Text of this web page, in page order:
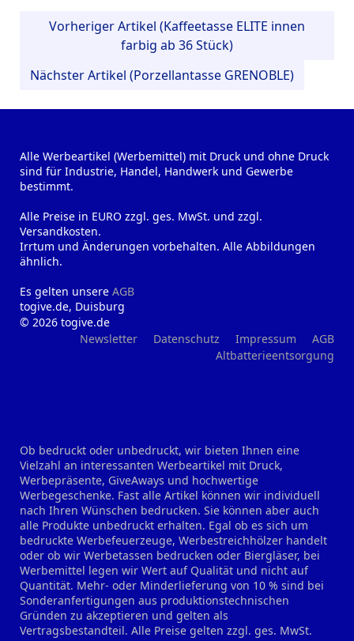
Vorheriger Artikel (Kaffeetasse ELITE innen
farbig ab 36 Stück)
Nächster Artikel (Porzellantasse GRENOBLE)
Alle Werbeartikel (Werbemittel) mit Druck und ohne Druck
sind für Industrie, Handel, Handwerk und Gewerbe
bestimmt.
Alle Preise in EURO zzgl. ges. MwSt. und zzgl.
Versandkosten.
Irrtum und Änderungen vorbehalten. Alle Abbildungen
ähnlich.
Es gelten unsere AGB
togive.de, Duisburg
© 2026 togive.de
Newsletter
Datenschutz Impressum
AGB
Altbatterieentsorgung
Ob bedruckt oder unbedruckt, wir bieten Ihnen eine
Vielzahl an interessanten Werbeartikel mit Druck,
Werbepräsente, GiveAways und hochwertige
Werbegeschenke. Fast alle Artikel können wir individuell
nach Ihren Wünschen bedrucken. Sie können aber auch
alle Produkte unbedruckt erhalten. Egal ob es sich um
bedruckte Werbefeuerzeuge, Werbestreichhölzer handelt
oder ob wir Werbetassen bedrucken oder Biergläser, bei
Werbemittel legen wir Wert auf Qualität und nicht auf
Quantität. Mehr- oder Minderlieferung von 10 % sind bei
Sonderanfertigungen aus produktionstechnischen
Gründen zu akzeptieren und gelten als
Vertragsbestandteil. Alle Preise gelten zzgl. ges. MwSt.